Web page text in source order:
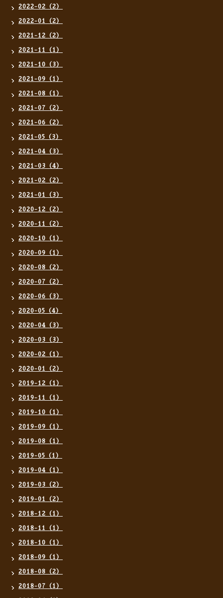
2022-02（2）
2022-01（2）
2021-12（2）
2021-11（1）
2021-10（3）
2021-09（1）
2021-08（1）
2021-07（2）
2021-06（2）
2021-05（3）
2021-04（3）
2021-03（4）
2021-02（2）
2021-01（3）
2020-12（2）
2020-11（2）
2020-10（1）
2020-09（1）
2020-08（2）
2020-07（2）
2020-06（3）
2020-05（4）
2020-04（3）
2020-03（3）
2020-02（1）
2020-01（2）
2019-12（1）
2019-11（1）
2019-10（1）
2019-09（1）
2019-08（1）
2019-05（1）
2019-04（1）
2019-03（2）
2019-01（2）
2018-12（1）
2018-11（1）
2018-10（1）
2018-09（1）
2018-08（2）
2018-07（1）